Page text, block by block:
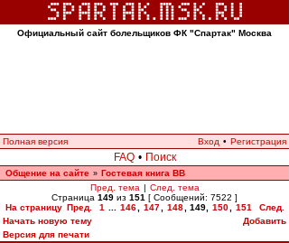
Официальный сайт болельщиков ФК "Спартак" Москва
Полная версия Вход • Регистрация
FAQ • Поиск
Общение на сайте » Гостевая книга ВВ
Пред. тема | След. тема
Страница 149 из 151 [ Сообщений: 7522 ]
На страницу Пред. 1 146 147 148 149, 150 151
След.
Начать новую тему
Добавить
Версия для печати